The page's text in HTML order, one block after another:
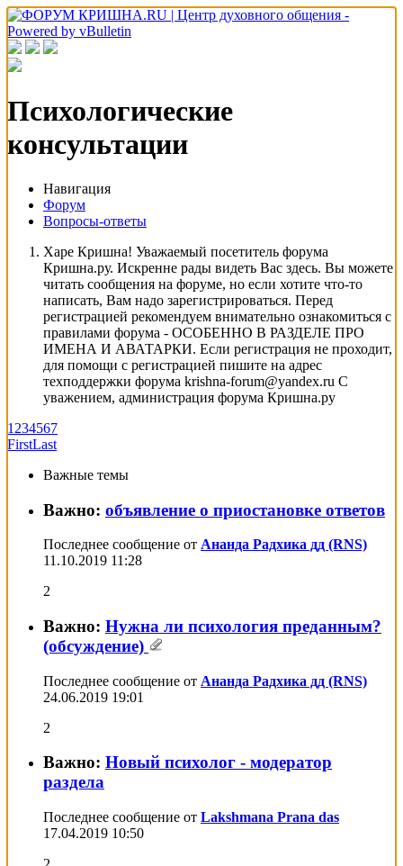
Психологические
консультации
Навигация
Форум
Вопросы-ответы
Харе Кришна! Уважаемый посетитель форума
Кришна.ру. Искренне рады видеть Вас здесь. Вы можете
читать сообщения на форуме, но если хотите что-то
написать, Вам надо зарегистрироваться. Перед
регистрацией рекомендуем внимательно ознакомиться с
правилами форума - ОСОБЕННО В РАЗДЕЛЕ ПРО
ИМЕНА И АВАТАРКИ. Если регистрация не проходит,
для помощи с регистрацией пишите на адрес
техподдержки форума krishna-forum@yandex.ru С
уважением, администрация форума Кришна.ру
1 234567
FirstLast
Важные темы
Важно: объявление о приостановке ответов
Последнее сообщение от Ананда Радхика дд (RNS)
11.10.2019 11:28
2
Важно: Нужна ли психология преданным?
(обсуждение)
Последнее сообщение от Ананда Радхика дд (RNS)
24.06.2019 19:01
2
Важно: Новый психолог - модератор
раздела
Последнее сообщение от Lakshmana Prana das
17.04.2019 10:50